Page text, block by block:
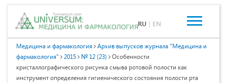
RU | EN
Медицина и фармакология
Архив выпусков журнала "Медицина и
фармакология"
2015 № 12 (23)
Особенности
кристаллографического рисунка смыва ротовой полости как
инструмент определения гигиенического состояния полости рта